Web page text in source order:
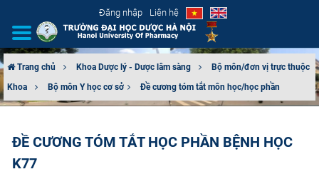
Đăng nhập Liên hệ
GIỚI THIỆU
TUYỂN SINH
Trang chủ Khoa Dược lý - Dược lâm sàng
Bộ môn/đơn vị trực thuộc
Khoa
Bộ môn Y học cơ sở​ Đề cương tóm tắt môn học/học phần
ĐỀ CƯƠNG TÓM TẮT HỌC PHẦN BỆNH HỌC
K77